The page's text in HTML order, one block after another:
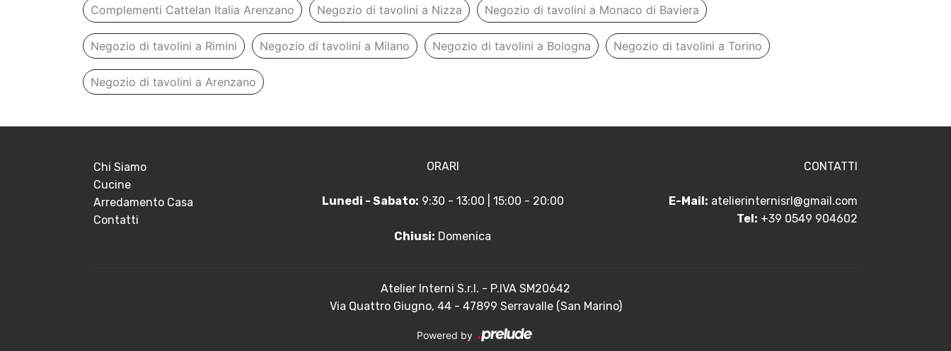
Complementi Cattelan Italia Arenzano Negozio di tavolini a Nizza Negozio di tavolini a Monaco di Baviera
Negozio di tavolini a Rimini Negozio di tavolini a Milano Negozio di tavolini a Bologna Negozio di tavolini a Torino
Negozio di tavolini a Arenzano
Chi Siamo
Cucine
Arredamento Casa
Contatti
ORARI
Lunedi - Sabato: 9:30 - 13:00 | 15:00 - 20:00
Chiusi: Domenica
CONTATTI
E-Mail: atelierinternisrl@gmail.com
Tel: +39 0549 904602
Atelier Interni S.r.l. - P.IVA SM20642
Via Quattro Giugno, 44 - 47899 Serravalle (San Marino)
Powered by